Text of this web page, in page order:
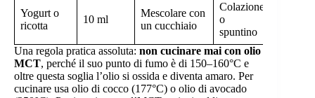
Yogurt o
ricotta
10 ml
Mescolare con
un cucchiaio
Colazione
o
spuntino
Una regola pratica assoluta: non cucinare mai con olio
MCT, perché il suo punto di fumo è di 150–160°C e
oltre questa soglia l’olio si ossida e diventa amaro. Per
cucinare usa olio di cocco (177°C) o olio di avocado